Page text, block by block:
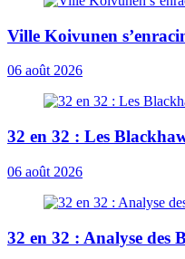
Ville Koivunen
06 août 2026
32 en 32 : Les
06 août 2026
32 en 32 : Analyse des